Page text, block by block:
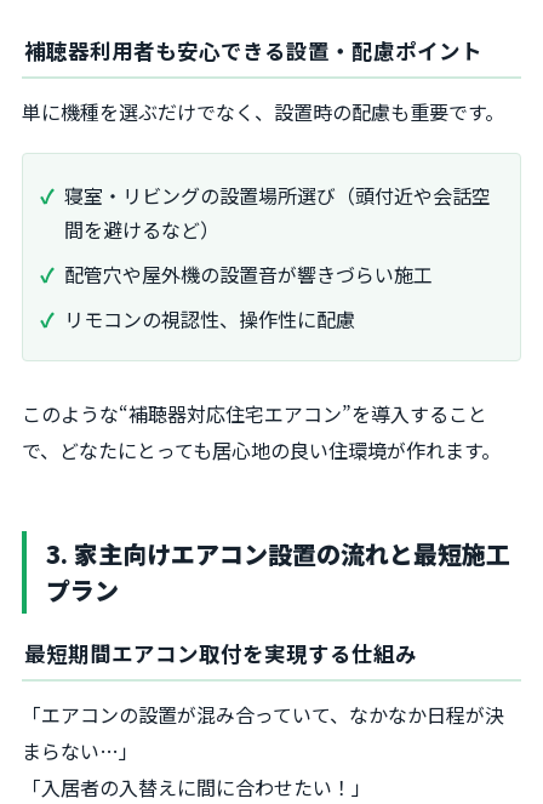
補聴器利用者も安心できる設置・配慮ポイント
単に機種を選ぶだけでなく、設置時の配慮も重要です。
寝室・リビングの設置場所選び（頭付近や会話空
間を避けるなど）
配管穴や屋外機の設置音が響きづらい施工
リモコンの視認性、操作性に配慮
このような“補聴器対応住宅エアコン”を導入すること
で、どなたにとっても居心地の良い住環境が作れます。
3. 家主向けエアコン設置の流れと最短施工
プラン
最短期間エアコン取付を実現する仕組み
「エアコンの設置が混み合っていて、なかなか日程が決
まらない…」
「入居者の入替えに間に合わせたい！」